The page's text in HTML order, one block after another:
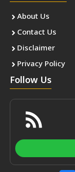
About Us
Contact Us
Disclaimer
Privacy Policy
Follow Us